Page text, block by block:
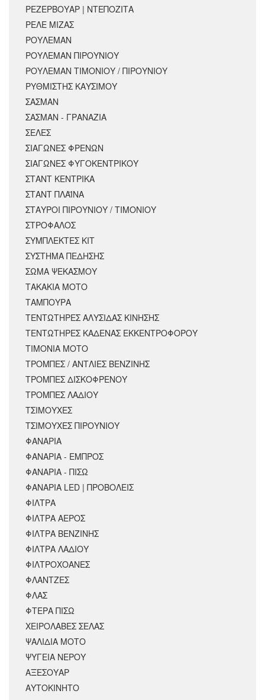
ΡΕΖΕΡΒΟΥΑΡ | ΝΤΕΠΟΖΙΤΑ
ΡΕΛΕ ΜΙΖΑΣ
ΡΟΥΛΕΜΑΝ
ΡΟΥΛΕΜΑΝ ΠΙΡΟΥΝΙΟΥ
ΡΟΥΛΕΜΑΝ ΤΙΜΟΝΙΟΥ / ΠΙΡΟΥΝΙΟΥ
ΡΥΘΜΙΣΤΗΣ ΚΑΥΣΙΜΟΥ
ΣΑΣΜΑΝ
ΣΑΣΜΑΝ - ΓΡΑΝΑΖΙΑ
ΣΕΛΕΣ
ΣΙΑΓΩΝΕΣ ΦΡΕΝΩΝ
ΣΙΑΓΩΝΕΣ ΦΥΓΟΚΕΝΤΡΙΚΟΥ
ΣΤΑΝΤ ΚΕΝΤΡΙΚΑ
ΣΤΑΝΤ ΠΛΑΪΝΑ
ΣΤΑΥΡΟΙ ΠΙΡΟΥΝΙΟΥ / ΤΙΜΟΝΙΟΥ
ΣΤΡΟΦΑΛΟΣ
ΣΥΜΠΛΕΚΤΕΣ ΚΙΤ
ΣΥΣΤΗΜΑ ΠΕΔΗΣΗΣ
ΣΩΜΑ ΨΕΚΑΣΜΟΥ
ΤΑΚΑΚΙΑ ΜΟΤΟ
ΤΑΜΠΟΥΡΑ
ΤΕΝΤΩΤΗΡΕΣ ΑΛΥΣΙΔΑΣ ΚΙΝΗΣΗΣ
ΤΕΝΤΩΤΗΡΕΣ ΚΑΔΕΝΑΣ ΕΚΚΕΝΤΡΟΦΟΡΟΥ
ΤΙΜΟΝΙΑ ΜΟΤΟ
ΤΡΟΜΠΕΣ / ΑΝΤΛΙΕΣ ΒΕΝΖΙΝΗΣ
ΤΡΟΜΠΕΣ ΔΙΣΚΟΦΡΕΝΟΥ
ΤΡΟΜΠΕΣ ΛΑΔΙΟΥ
ΤΣΙΜΟΥΧΕΣ
ΤΣΙΜΟΥΧΕΣ ΠΙΡΟΥΝΙΟΥ
ΦΑΝΑΡΙΑ
ΦΑΝΑΡΙΑ - ΕΜΠΡΟΣ
ΦΑΝΑΡΙΑ - ΠΙΣΩ
ΦΑΝΑΡΙΑ LED | ΠΡΟΒΟΛΕΙΣ
ΦΙΛΤΡΑ
ΦΙΛΤΡΑ ΑΕΡΟΣ
ΦΙΛΤΡΑ ΒΕΝΖΙΝΗΣ
ΦΙΛΤΡΑ ΛΑΔΙΟΥ
ΦΙΛΤΡΟΧΟΑΝΕΣ
ΦΛΑΝΤΖΕΣ
ΦΛΑΣ
ΦΤΕΡΑ ΠΙΣΩ
ΧΕΙΡΟΛΑΒΕΣ ΣΕΛΑΣ
ΨΑΛΙΔΙΑ ΜΟΤΟ
ΨΥΓΕΙΑ ΝΕΡΟΥ
ΑΞΕΣΟΥΆΡ
ΑΥΤΟΚΙΝΗΤΟ